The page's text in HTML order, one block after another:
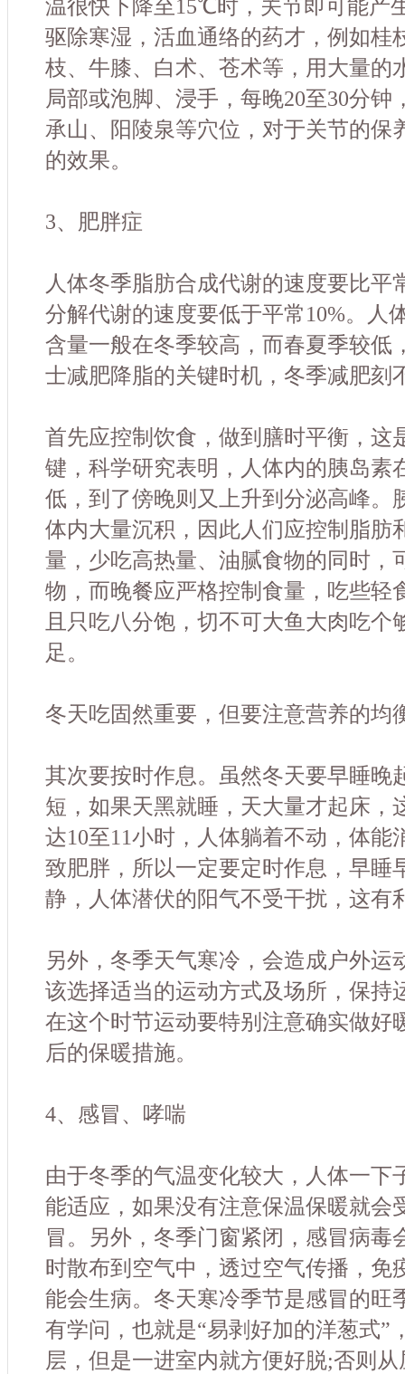
温很快下降至15℃时，关节即可能产
驱除寒湿，活血通络的药才，例如桂
枝、牛膝、白术、苍术等，用大量的
局部或泡脚、浸手，每晚20至30分钟
承山、阳陵泉等穴位，对于关节的保
的效果。
3、肥胖症
人体冬季脂肪合成代谢的速度要比平
分解代谢的速度要低于平常10%。人
含量一般在冬季较高，而春夏季较低
士减肥降脂的关键时机，冬季减肥刻
首先应控制饮食，做到膳时平衡，这
键，科学研究表明，人体内的胰岛素
低，到了傍晚则又上升到分泌高峰。
体内大量沉积，因此人们应控制脂肪
量，少吃高热量、油腻食物的同时，
物，而晚餐应严格控制食量，吃些轻
且只吃八分饱，切不可大鱼大肉吃个
足。
冬天吃固然重要，但要注意营养的均
其次要按时作息。虽然冬天要早睡晚
短，如果天黑就睡，天大量才起床，
达10至11小时，人体躺着不动，体能
致肥胖，所以一定要定时作息，早睡
静，人体潜伏的阳气不受干扰，这有
另外，冬季天气寒冷，会造成户外运
该选择适当的运动方式及场所，保持
在这个时节运动要特别注意确实做好
后的保暖措施。
4、感冒、哮喘
由于冬季的气温变化较大，人体一下
能适应，如果没有注意保温保暖就会
冒。另外，冬季门窗紧闭，感冒病毒
时散布到空气中，透过空气传播，免
能会生病。冬天寒冷季节是感冒的旺
有学问，也就是“易剥好加的洋葱式”
层，但是一进室内就方便好脱;否则